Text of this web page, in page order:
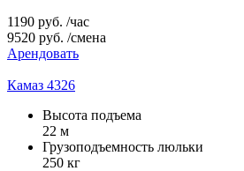
1190 руб. /час
9520 руб. /смена
Арендовать
Камаз 4326
Высота подъема
22 м
Грузоподъемность люльки
250 кг